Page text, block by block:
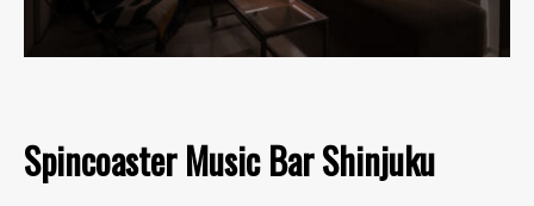
Spincoaster Music Bar Shinjuku